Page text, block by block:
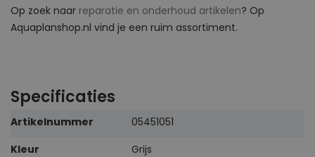
Op zoek naar reparatie en onderhoud artikelen? Op
Aquaplanshop.nl vind je een ruim assortiment.
Specificaties
Meer
Artikelnummer
05451051
Kleur
Grijs